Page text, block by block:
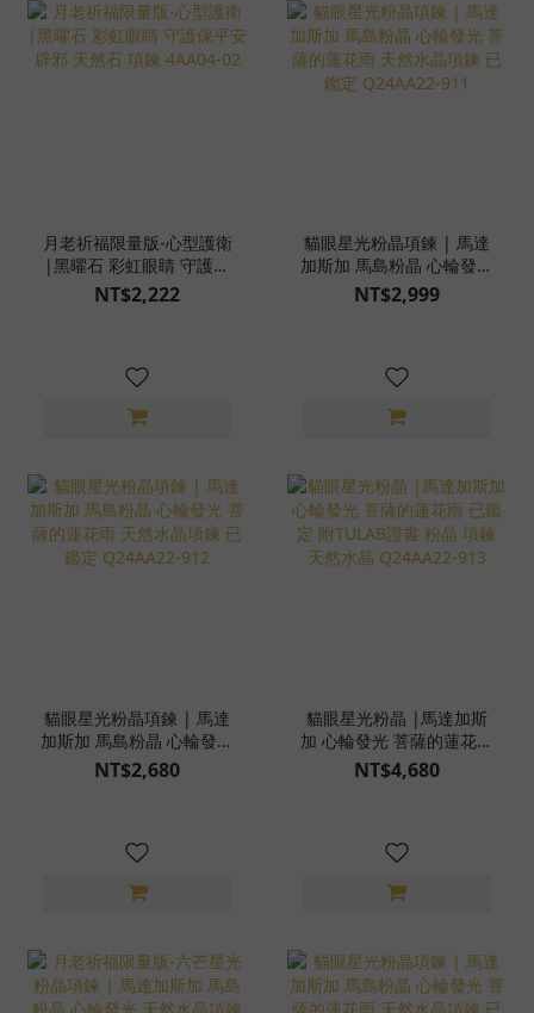
月老祈福限量版-心型護衛
|黑曜石 彩虹眼睛 守護保
平安 辟邪 天然石 項鍊
4AA04-02
NT$2,222
貓眼星光粉晶項鍊 | 馬達
加斯加 馬島粉晶 心輪發光
菩薩的蓮花雨 天然水晶項
鍊 已鑑定 Q24AA22-911
NT$2,999
貓眼星光粉晶項鍊 | 馬達
加斯加 馬島粉晶 心輪發光
菩薩的蓮花雨 天然水晶項
鍊 已鑑定 Q24AA22-912
NT$2,680
貓眼星光粉晶 |馬達加斯
加 心輪發光 菩薩的蓮花雨
已鑑定 附TULAB證書 粉晶
項鍊 天然水晶 Q24AA22-
NT$4,680